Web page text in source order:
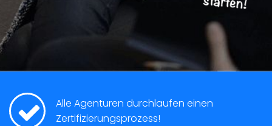
Alle Agenturen durchlaufen einen
Zertifizierungsprozess!